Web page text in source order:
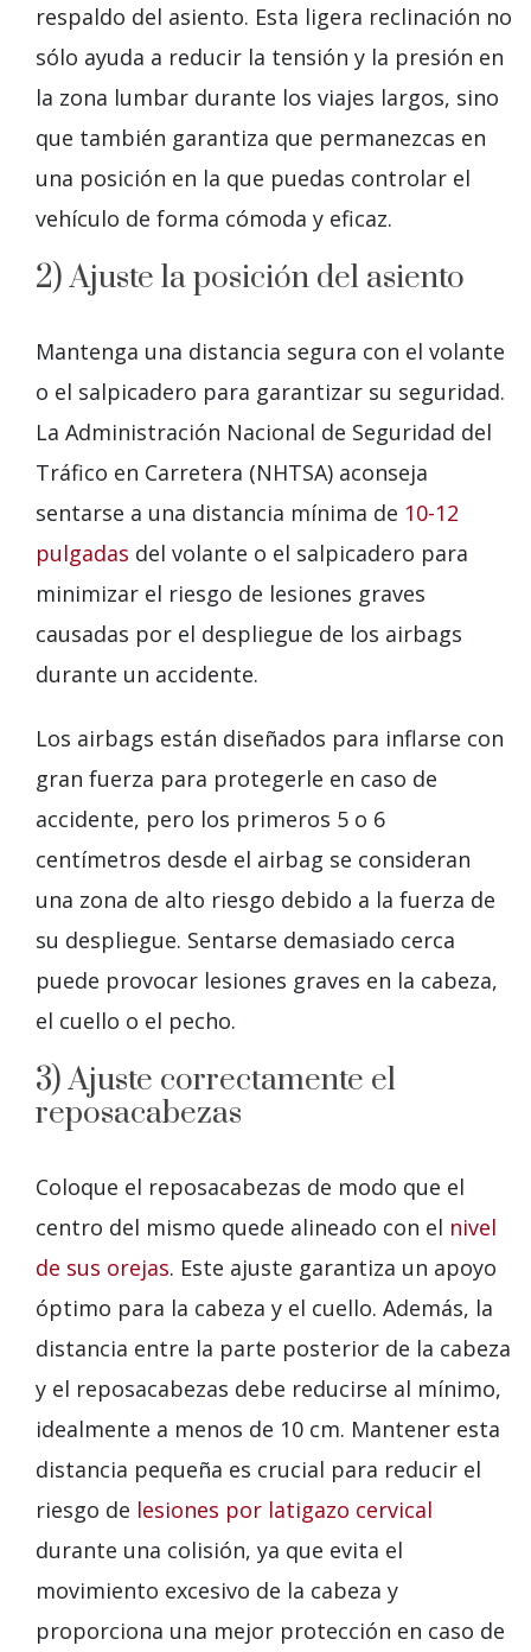
respaldo del asiento. Esta ligera reclinación no
sólo ayuda a reducir la tensión y la presión en
la zona lumbar durante los viajes largos, sino
que también garantiza que permanezcas en
una posición en la que puedas controlar el
vehículo de forma cómoda y eficaz.
2) Ajuste la posición del asiento
Mantenga una distancia segura con el volante
o el salpicadero para garantizar su seguridad.
La Administración Nacional de Seguridad del
Tráfico en Carretera (NHTSA) aconseja
sentarse a una distancia mínima de 10-12
pulgadas del volante o el salpicadero para
minimizar el riesgo de lesiones graves
causadas por el despliegue de los airbags
durante un accidente.
Los airbags están diseñados para inflarse con
gran fuerza para protegerle en caso de
accidente, pero los primeros 5 o 6
centímetros desde el airbag se consideran
una zona de alto riesgo debido a la fuerza de
su despliegue. Sentarse demasiado cerca
puede provocar lesiones graves en la cabeza,
el cuello o el pecho.
3) Ajuste correctamente el
reposacabezas
Coloque el reposacabezas de modo que el
centro del mismo quede alineado con el nivel
de sus orejas. Este ajuste garantiza un apoyo
óptimo para la cabeza y el cuello. Además, la
distancia entre la parte posterior de la cabeza
y el reposacabezas debe reducirse al mínimo,
idealmente a menos de 10 cm. Mantener esta
distancia pequeña es crucial para reducir el
riesgo de lesiones por latigazo cervical
durante una colisión, ya que evita el
movimiento excesivo de la cabeza y
proporciona una mejor protección en caso de